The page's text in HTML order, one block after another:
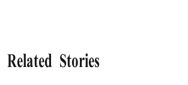
Related Stories